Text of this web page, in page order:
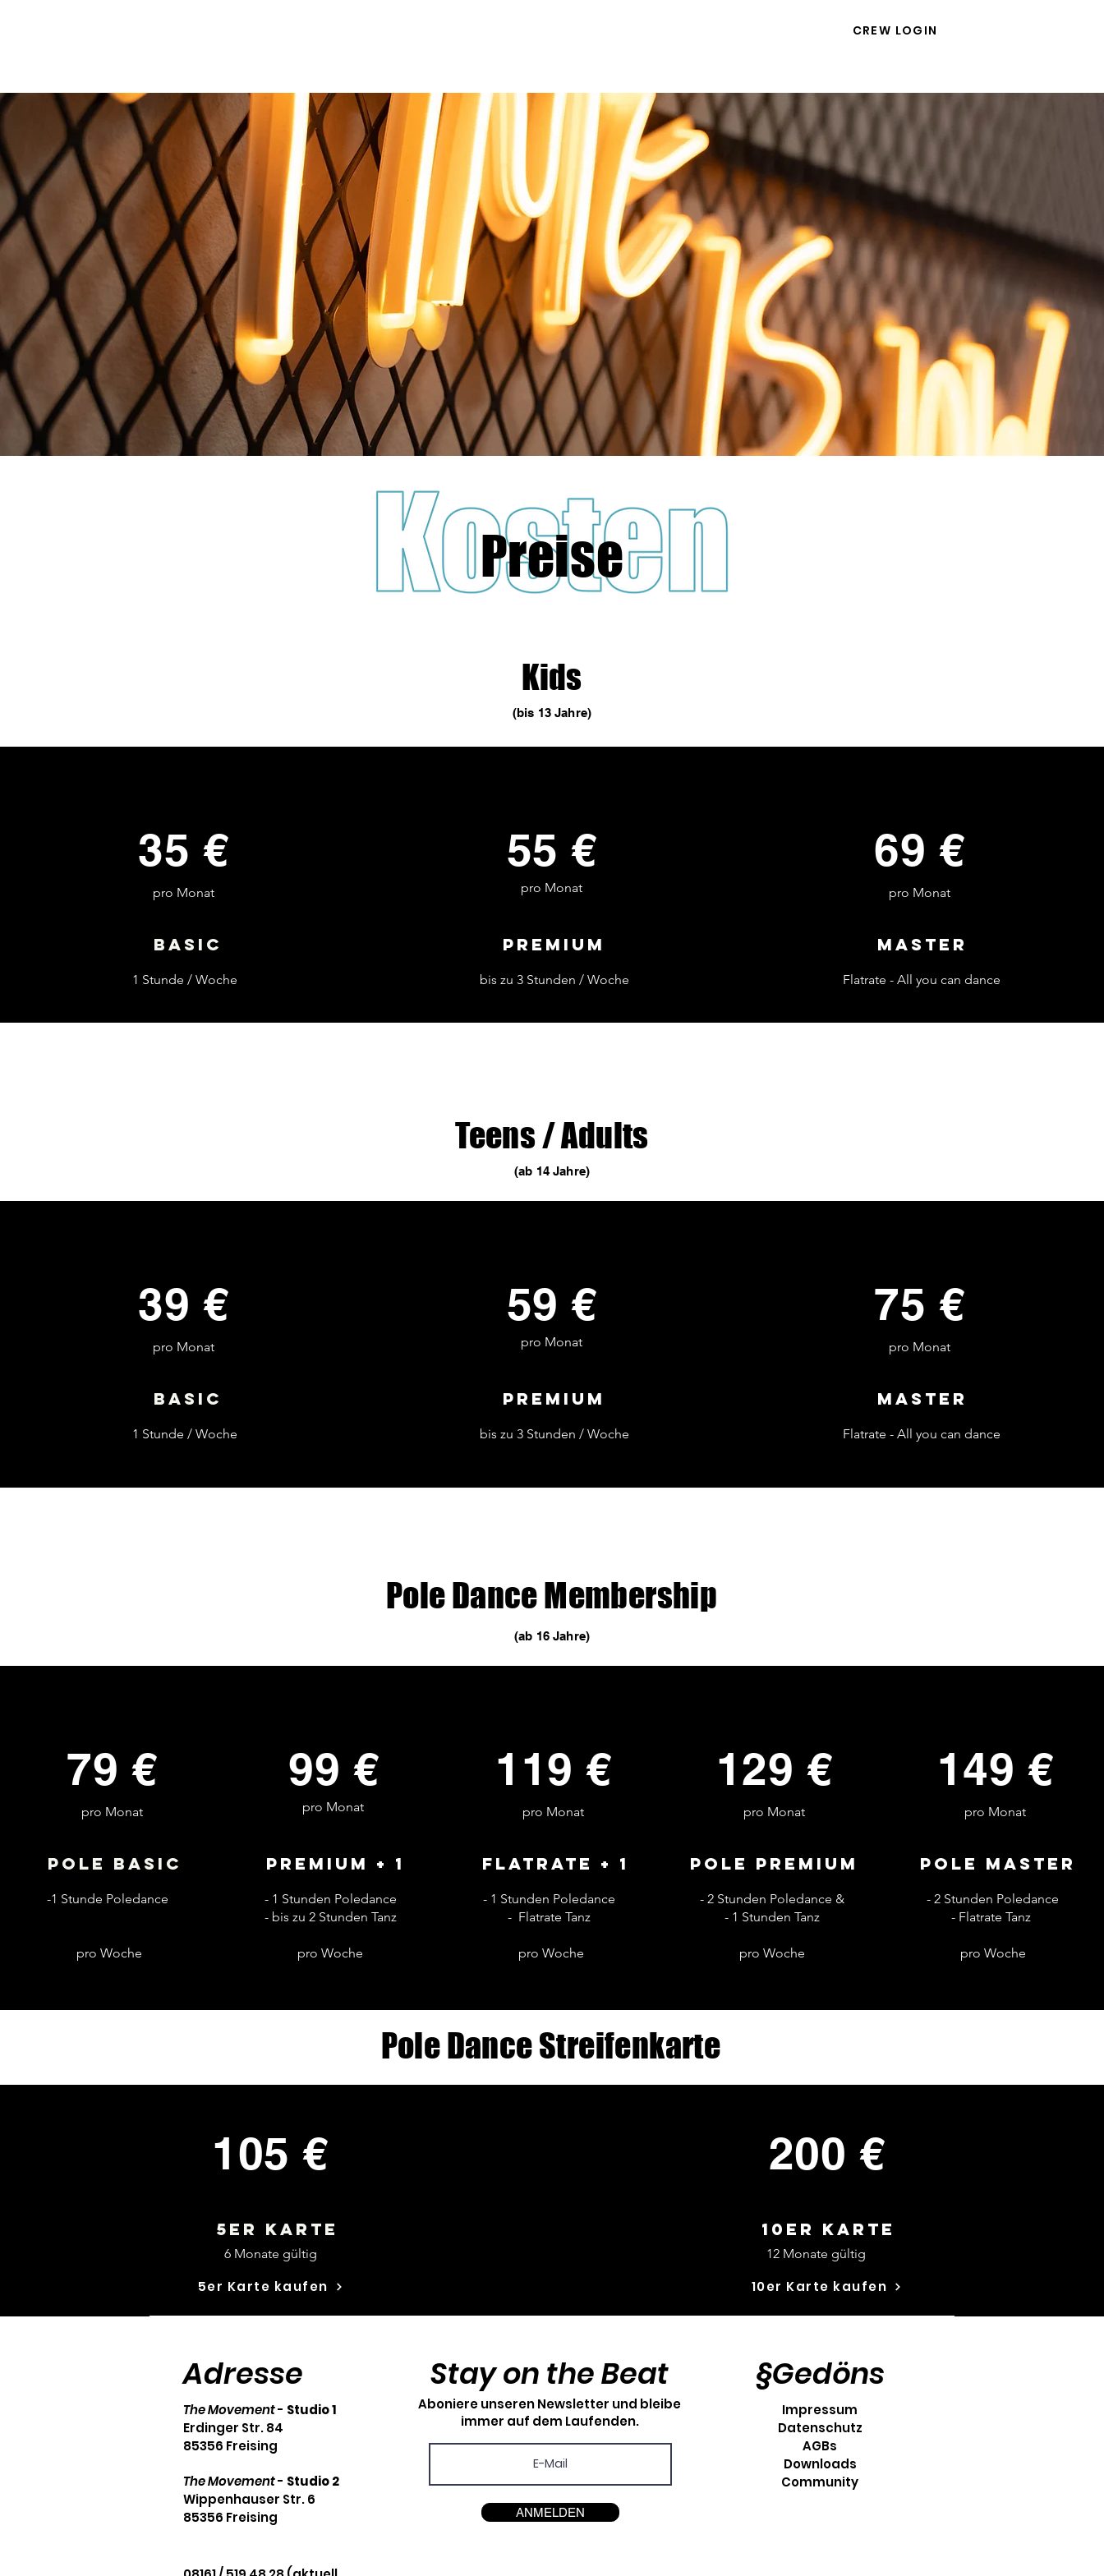
CREW LOGIN
Preise
Kids
(bis 13 Jahre)
35 €
pro Monat
Basic
1 Stunde / Woche
55 €
pro Monat
Premium
bis zu 3 Stunden / Woche
69 €
pro Monat
Master
Flatrate - All you can dance
Teens / Adults
(ab 14 Jahre)
39 €
pro Monat
Basic
1 Stunde / Woche
59 €
pro Monat
Premium
bis zu 3 Stunden / Woche
75 €
pro Monat
Master
Flatrate - All you can dance
Pole Dance Membership
(ab 16 Jahre)
79 €
pro Monat
Pole Basic
-1 Stunde Poledance
pro Woche
99 €
pro Monat
Premium + 1
- 1 Stunden Poledance
- bis zu 2 Stunden Tanz
pro Woche
119 €
pro Monat
Flatrate + 1
- 1 Stunden Poledance
- Flatrate Tanz
pro Woche
129 €
pro Monat
Pole Premium
- 2 Stunden Poledance &
- 1 Stunden Tanz
pro Woche
149 €
pro Monat
Pole Master
- 2 Stunden Poledance
- Flatrate Tanz
pro Woche
Pole Dance Streifenkarte
105 €
5er Karte
6 Monate gültig
5er Karte kaufen
200 €
10er Karte
12 Monate gültig
10er Karte kaufen
Adresse
The Movement- Studio 1
Erdinger Str. 84
85356 Freising
The Movement- Studio 2
Wippenhauser Str. 6
85356 Freising
Stay on the Beat
Aboniere unseren Newsletter und bleibe
immer auf dem Laufenden.
ANMELDEN
§Gedöns
Impressum
Datenschutz
AGBs
Downloads
Community